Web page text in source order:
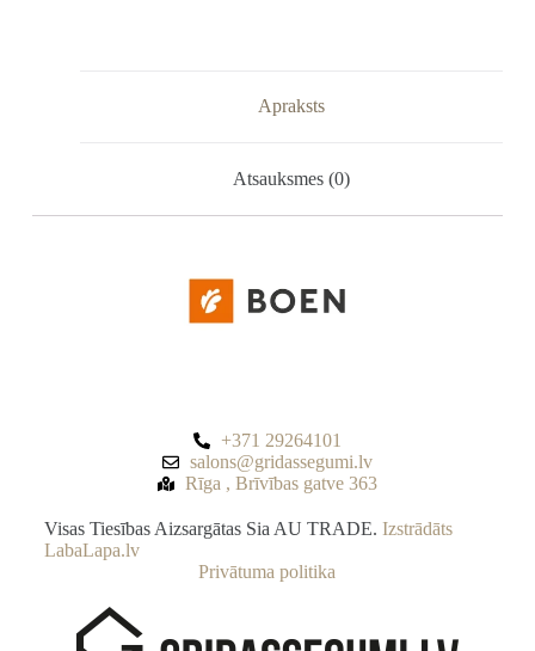
Apraksts
Atsauksmes (0)
+371 29264101
salons@gridassegumi.lv
Rīga , Brīvības gatve 363
Visas Tiesības Aizsargātas Sia AU TRADE. Izstrādāts
LabaLapa.lv
Privātuma politika